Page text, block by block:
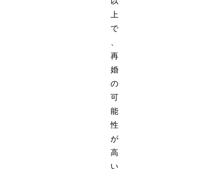
上
で
再
婚
の
可
能
性
が
高
い